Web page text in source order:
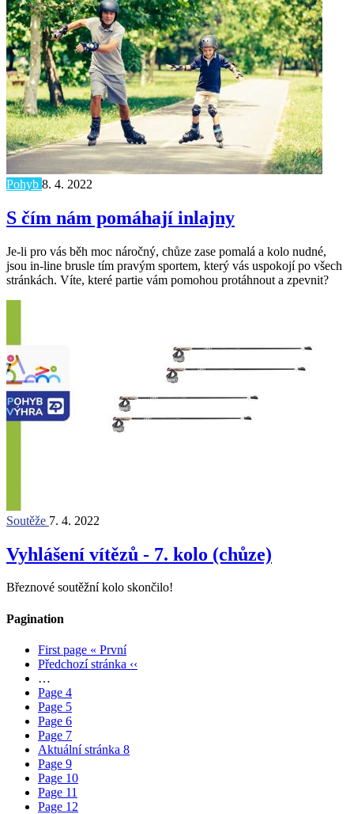
Pohyb 8. 4. 2022
S čím nám pomáhají inlajny
Je-li pro vás běh moc náročný, chůze zase pomalá a kolo nudné,
jsou in-line brusle tím pravým sportem, který vás uspokojí po všech
stránkách. Víte, které partie vám pomohou protáhnout a zpevnit?
Soutěže 7. 4. 2022
Vyhlášení vítězů - 7. kolo (chůze)
Březnové soutěžní kolo skončilo!
Pagination
First page « První
Předchozí stránka ‹‹
…
Page 4
Page 5
Page 6
Page 7
Aktuální stránka 8
Page 9
Page 10
Page 11
Page 12